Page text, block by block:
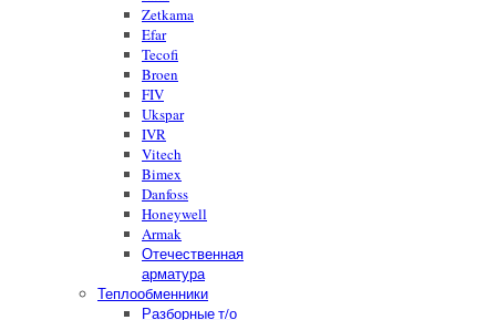
Zetkama
Efar
Tecofi
Broen
FIV
Ukspar
IVR
Vitech
Bimex
Danfoss
Honeywell
Armak
Отечественная
арматура
Теплообменники
Разборные т/о